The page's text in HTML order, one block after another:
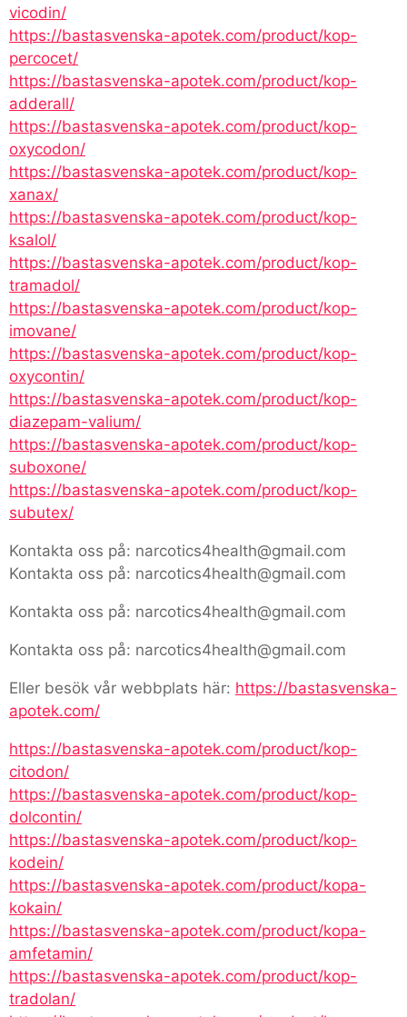
vicodin/
https://bastasvenska-apotek.com/product/kop-
percocet/
https://bastasvenska-apotek.com/product/kop-
adderall/
https://bastasvenska-apotek.com/product/kop-
oxycodon/
https://bastasvenska-apotek.com/product/kop-
xanax/
https://bastasvenska-apotek.com/product/kop-
ksalol/
https://bastasvenska-apotek.com/product/kop-
tramadol/
https://bastasvenska-apotek.com/product/kop-
imovane/
https://bastasvenska-apotek.com/product/kop-
oxycontin/
https://bastasvenska-apotek.com/product/kop-
diazepam-valium/
https://bastasvenska-apotek.com/product/kop-
suboxone/
https://bastasvenska-apotek.com/product/kop-
subutex/
Kontakta oss på: narcotics4health@gmail.com
Kontakta oss på: narcotics4health@gmail.com
Kontakta oss på: narcotics4health@gmail.com
Kontakta oss på: narcotics4health@gmail.com
Eller besök vår webbplats här: https://bastasvenska-
apotek.com/
https://bastasvenska-apotek.com/product/kop-
citodon/
https://bastasvenska-apotek.com/product/kop-
dolcontin/
https://bastasvenska-apotek.com/product/kop-
kodein/
https://bastasvenska-apotek.com/product/kopa-
kokain/
https://bastasvenska-apotek.com/product/kopa-
amfetamin/
https://bastasvenska-apotek.com/product/kop-
tradolan/